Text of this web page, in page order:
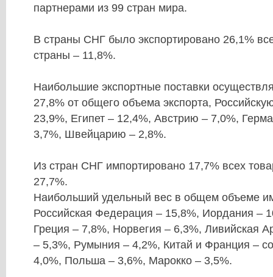
партнерами из 99 стран мира.
В страны СНГ было экспортировано 26,1%
страны – 11,8%.
Наибольшие экспортные поставки
27,8% от общего объема экспорта,
23,9%, Египет – 12,4%, Австрию – 7,0%,
3,7%, Швейцарию – 2,8%.
Из стран СНГ импортировано 17,7% всех
27,7%.
Наибольший удельный вес в общем объеме
Российская Федерация – 15,8%, Иордания –
Греция – 7,8%, Норвегия – 6,3%, Ливийская
– 5,3%, Румыния – 4,2%, Китай и Франция –
4,0%, Польша – 3,6%, Марокко – 3,5%.